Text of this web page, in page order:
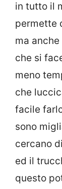
in tutto il
permette
ma
che si
meno
che
facile
sono
cercano
ed il
questo